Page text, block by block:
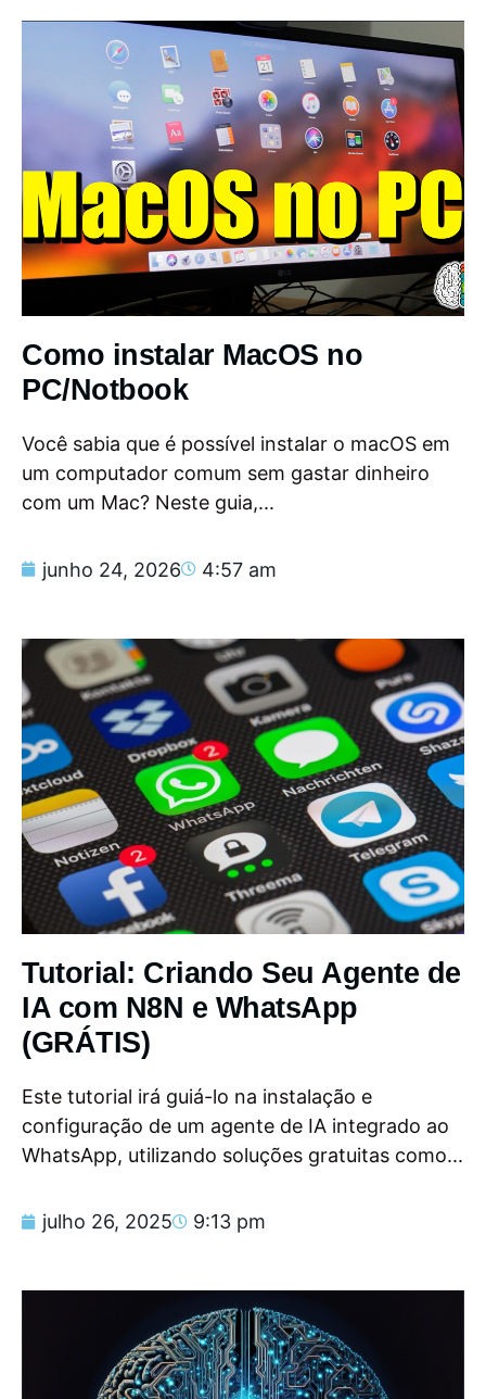
Como instalar MacOS no
PC/Notbook
Você sabia que é possível instalar o macOS em
um computador comum sem gastar dinheiro
com um Mac? Neste guia,...
junho 24, 2026 4:57 am
Tutorial: Criando Seu Agente de
IA com N8N e WhatsApp
(GRÁTIS)
Este tutorial irá guiá-lo na instalação e
configuração de um agente de IA integrado ao
WhatsApp, utilizando soluções gratuitas como...
julho 26, 2025 9:13 pm